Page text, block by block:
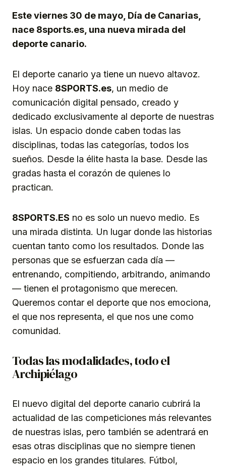
Este viernes 30 de mayo, Día de Canarias,
nace 8sports.es, una nueva mirada del
deporte canario.
El deporte canario ya tiene un nuevo altavoz.
Hoy nace 8SPORTS.es, un medio de
comunicación digital pensado, creado y
dedicado exclusivamente al deporte de nuestras
islas. Un espacio donde caben todas las
disciplinas, todas las categorías, todos los
sueños. Desde la élite hasta la base. Desde las
gradas hasta el corazón de quienes lo
practican.
8SPORTS.ES no es solo un nuevo medio. Es
una mirada distinta. Un lugar donde las historias
cuentan tanto como los resultados. Donde las
personas que se esfuerzan cada día —
entrenando, compitiendo, arbitrando, animando
— tienen el protagonismo que merecen.
Queremos contar el deporte que nos emociona,
el que nos representa, el que nos une como
comunidad.
Todas las modalidades, todo el
Archipiélago
El nuevo digital del deporte canario cubrirá la
actualidad de las competiciones más relevantes
de nuestras islas, pero también se adentrará en
esas otras disciplinas que no siempre tienen
espacio en los grandes titulares. Fútbol,